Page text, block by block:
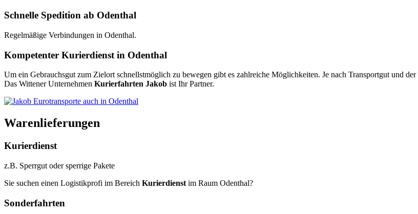
Schnelle Spedition ab Odenthal
Regelmäßige Verbindungen in Odenthal.
Kompetenter Kurierdienst in Odenthal
Um ein Gebrauchsgut zum Zielort schnellstmöglich zu bewegen gibt es zahlreiche Möglichkeiten. Je nach Transportgut und
Das Wittener Unternehmen Kurierfahrten Jakob ist Ihr Partner.
Warenlieferungen
Kurierdienst
z.B. Sperrgut oder sperrige Pakete
Sie suchen einen Logistikprofi im Bereich Kurierdienst im Raum Odenthal?
Sonderfahrten